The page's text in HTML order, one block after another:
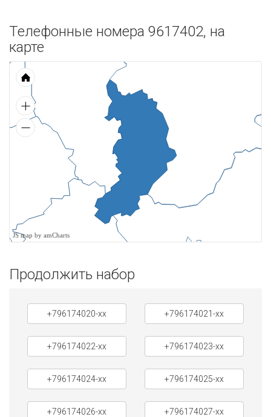
Телефонные номера 9617402, на
карте
JS map by amCharts
Продолжить набор
+796174020-xx +796174021-xx
+796174022-xx +796174023-xx
+796174024-xx +796174025-xx
+796174026-xx +796174027-xx